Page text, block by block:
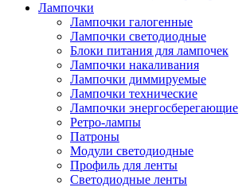
Лампочки
Лампочки галогенные
Лампочки светодиодные
Блоки питания для лампочек
Лампочки накаливания
Лампочки диммируемые
Лампочки технические
Лампочки энергосберегающие
Ретро-лампы
Патроны
Модули светодиодные
Профиль для ленты
Светодиодные ленты